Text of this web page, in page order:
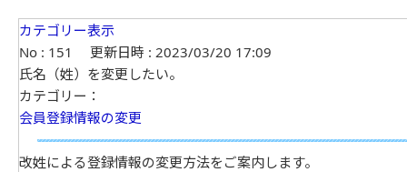
カテゴリー表示
No : 151
更新日時 : 2023/03/20 17:09
氏名（姓）を変更したい。
カテゴリー：
会員登録情報の変更
改姓による登録情報の変更方法をご案内します。